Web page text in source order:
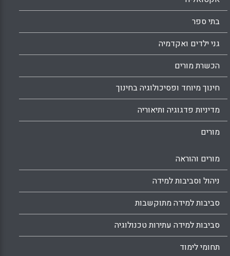
בתי ספר
גני ילדים ואקדמיה
הכשרת מורים
חינוך מיוחד ופסיכולוגיה בחינוך
מדיניות פדגוגיה ותיאוריה
מורים
מורים והוראה
ניהול וסביבות למידה
סביבות למידה מתוקשבות
סביבות למידה עתירות טכנולוגיה
תחומי לימוד